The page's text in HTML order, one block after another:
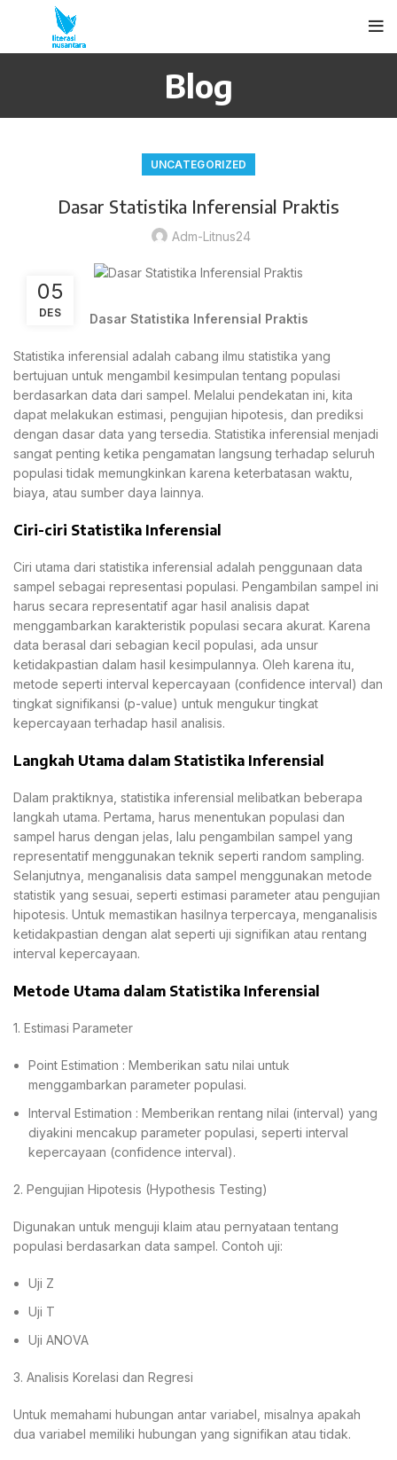
Blog
UNCATEGORIZED
Dasar Statistika Inferensial Praktis
Adm-Litnus24
05
DES Dasar Statistika Inferensial Praktis
Statistika inferensial adalah cabang ilmu statistika yang
bertujuan untuk mengambil kesimpulan tentang populasi
berdasarkan data dari sampel. Melalui pendekatan ini, kita
dapat melakukan estimasi, pengujian hipotesis, dan prediksi
dengan dasar data yang tersedia. Statistika inferensial menjadi
sangat penting ketika pengamatan langsung terhadap seluruh
populasi tidak memungkinkan karena keterbatasan waktu,
biaya, atau sumber daya lainnya.
Ciri-ciri Statistika Inferensial
Ciri utama dari statistika inferensial adalah penggunaan data
sampel sebagai representasi populasi. Pengambilan sampel ini
harus secara representatif agar hasil analisis dapat
menggambarkan karakteristik populasi secara akurat. Karena
data berasal dari sebagian kecil populasi, ada unsur
ketidakpastian dalam hasil kesimpulannya. Oleh karena itu,
metode seperti interval kepercayaan (confidence interval) dan
tingkat signifikansi (p-value) untuk mengukur tingkat
kepercayaan terhadap hasil analisis.
Langkah Utama dalam Statistika Inferensial
Dalam praktiknya, statistika inferensial melibatkan beberapa
langkah utama. Pertama, harus menentukan populasi dan
sampel harus dengan jelas, lalu pengambilan sampel yang
representatif menggunakan teknik seperti random sampling.
Selanjutnya, menganalisis data sampel menggunakan metode
statistik yang sesuai, seperti estimasi parameter atau pengujian
hipotesis. Untuk memastikan hasilnya terpercaya, menganalisis
ketidakpastian dengan alat seperti uji signifikan atau rentang
interval kepercayaan.
Metode Utama dalam Statistika Inferensial
1. Estimasi Parameter
Point Estimation : Memberikan satu nilai untuk
menggambarkan parameter populasi.
Interval Estimation : Memberikan rentang nilai (interval) yang
diyakini mencakup parameter populasi, seperti interval
kepercayaan (confidence interval).
2. Pengujian Hipotesis (Hypothesis Testing)
Digunakan untuk menguji klaim atau pernyataan tentang
populasi berdasarkan data sampel. Contoh uji:
Uji Z
Uji T
Uji ANOVA
3. Analisis Korelasi dan Regresi
Untuk memahami hubungan antar variabel, misalnya apakah
dua variabel memiliki hubungan yang signifikan atau tidak.